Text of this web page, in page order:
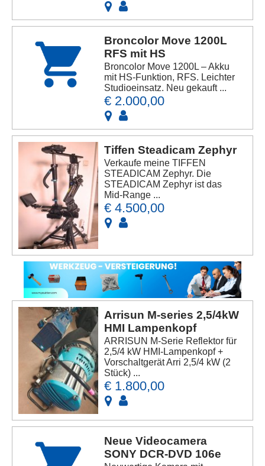
Broncolor Move 1200L
RFS mit HS
Broncolor Move 1200L – Akku
mit HS-Funktion, RFS. Leichter
Studioeinsatz. Neu gekauft ...
€ 2.000,00
Tiffen Steadicam Zephyr
Verkaufe meine TIFFEN
STEADICAM Zephyr. Die
STEADICAM Zephyr ist das
Mid-Range ...
€ 4.500,00
Arrisun M-series 2,5/4kW
HMI Lampenkopf
ARRISUN M-Serie Reflektor für
2,5/4 kW HMI-Lampenkopf +
Vorschaltgerät Arri 2,5/4 kW (2
Stück) ...
€ 1.800,00
Neue Videocamera
SONY DCR-DVD 106e